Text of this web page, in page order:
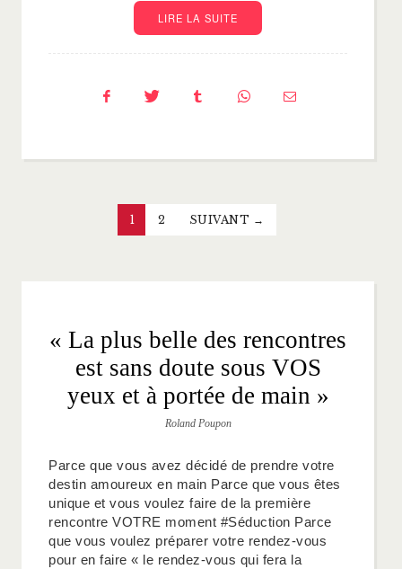
LIRE LA SUITE
1 2 SUIVANT →
« La plus belle des rencontres
est sans doute sous VOS
yeux et à portée de main »
Roland Poupon
Parce que vous avez décidé de prendre votre
destin amoureux en main Parce que vous êtes
unique et vous voulez faire de la première
rencontre VOTRE moment #Séduction Parce
que vous voulez préparer votre rendez-vous
pour en faire « le rendez-vous qui fera la